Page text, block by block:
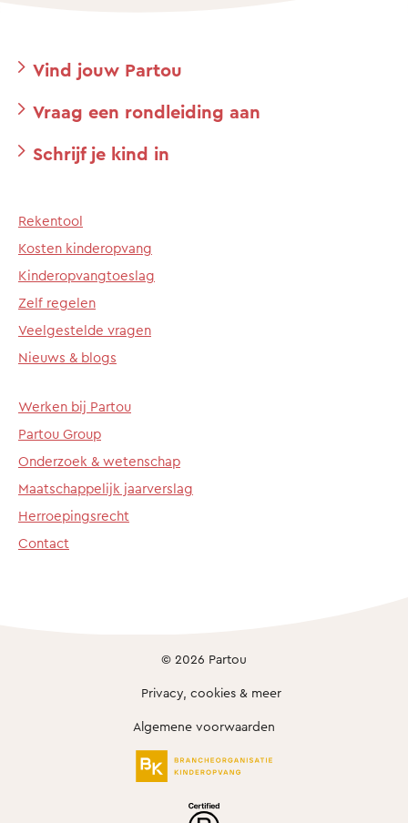
Vind jouw Partou
Vraag een rondleiding aan
Schrijf je kind in
Rekentool
Kosten kinderopvang
Kinderopvangtoeslag
Zelf regelen
Veelgestelde vragen
Nieuws & blogs
Werken bij Partou
Partou Group
Onderzoek & wetenschap
Maatschappelijk jaarverslag
Herroepingsrecht
Contact
© 2026 Partou
Privacy, cookies & meer
Algemene voorwaarden